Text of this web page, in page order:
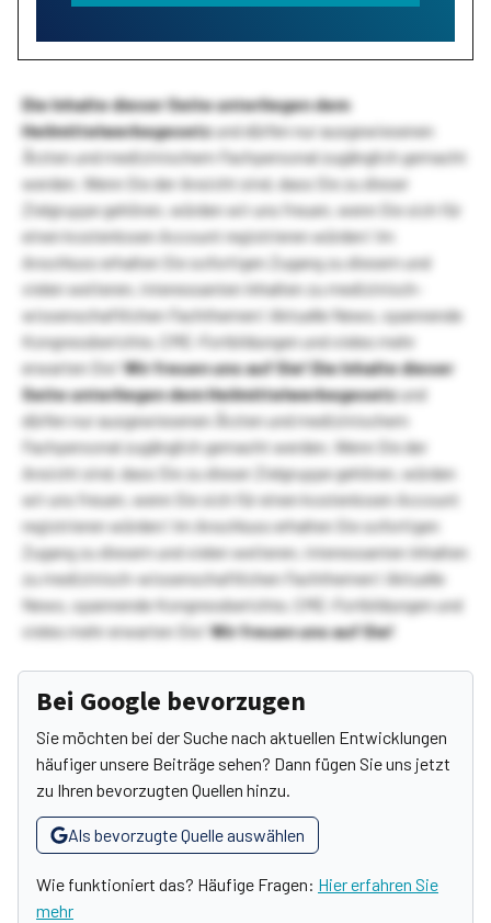
Die Inhalte dieser Seite unterliegen dem
Heilmittelwerbegesetzund dürfen nur ausgewiesenen
Ärzten und medizinischem Fachpersonal zugänglich gemacht
werden. Wenn Sie der Ansicht sind, dass Sie zu dieser
Zielgruppe gehören, würden wir uns freuen, wenn Sie sich für
einen kostenlosen Account registrieren würden! Im
Anschluss erhalten Sie sofortigen Zugang zu diesem und
vielen weiteren, interessanten Inhalten zu medizinisch-
wissenschaftlichen Fachthemen! Aktuelle News, spannende
Kongressberichte, CME-Fortbildungen und vieles mehr
erwarten Sie!Wir freuen uns auf Sie!Die Inhalte dieser
Seite unterliegen dem Heilmittelwerbegesetzund
dürfen nur ausgewiesenen Ärzten und medizinischem
Fachpersonal zugänglich gemacht werden. Wenn Sie der
Ansicht sind, dass Sie zu dieser Zielgruppe gehören, würden
wir uns freuen, wenn Sie sich für einen kostenlosen Account
registrieren würden! Im Anschluss erhalten Sie sofortigen
Zugang zu diesem und vielen weiteren, interessanten Inhalten
zu medizinisch-wissenschaftlichen Fachthemen! Aktuelle
News, spannende Kongressberichte, CME-Fortbildungen und
vieles mehr erwarten Sie!Wir freuen uns auf Sie!
Bei Google bevorzugen
Sie möchten bei der Suche nach aktuellen Entwicklungen
häufiger unsere Beiträge sehen? Dann fügen Sie uns jetzt
zu Ihren bevorzugten Quellen hinzu.
Als bevorzugte Quelle auswählen
Wie funktioniert das? Häufige Fragen: Hier erfahren Sie
mehr